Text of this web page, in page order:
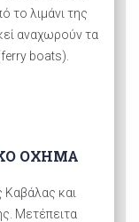
το λιμάνι της
αναχωρούν τα
boats).
ΟΧΗΜΑ
Καβάλας και
Μετέπειτα